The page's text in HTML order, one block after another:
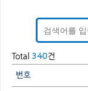
Total 340건
번호